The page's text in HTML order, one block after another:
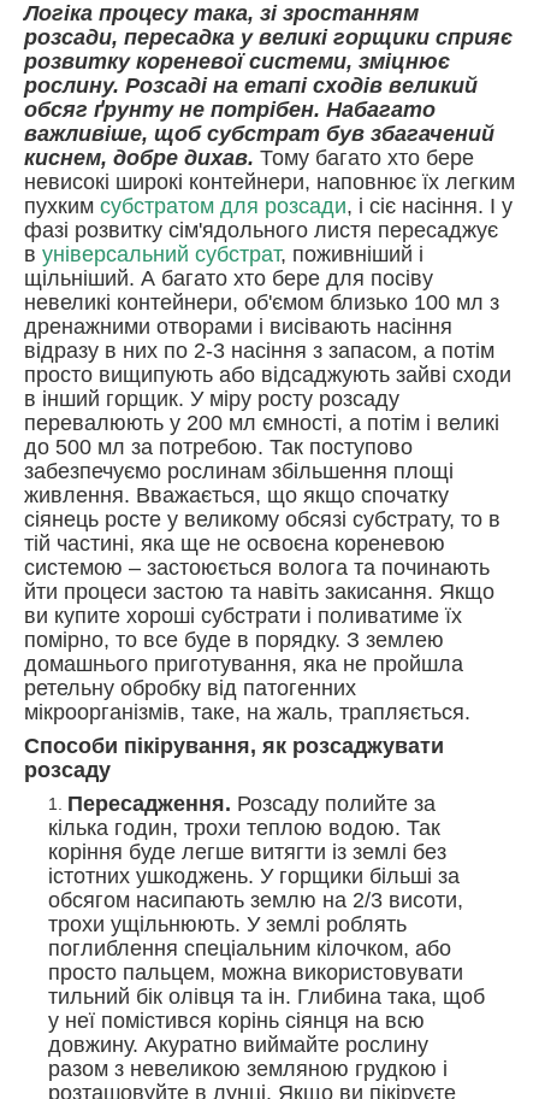
Логіка процесу така, зі зростанням
розсади, пересадка у великі горщики сприяє
розвитку кореневої системи, зміцнює
рослину. Розсаді на етапі сходів великий
обсяг ґрунту не потрібен. Набагато
важливіше, щоб субстрат був збагачений
киснем, добре дихав. Тому багато хто бере
невисокі широкі контейнери, наповнює їх легким
пухким субстратом для розсади, і сіє насіння. І у
фазі розвитку сім'ядольного листя пересаджує
в універсальний субстрат, поживніший і
щільніший. А багато хто бере для посіву
невеликі контейнери, об'ємом близько 100 мл з
дренажними отворами і висівають насіння
відразу в них по 2-3 насіння з запасом, а потім
просто вищипують або відсаджують зайві сходи
в інший горщик. У міру росту розсаду
перевалюють у 200 мл ємності, а потім і великі
до 500 мл за потребою. Так поступово
забезпечуємо рослинам збільшення площі
живлення. Вважається, що якщо спочатку
сіянець росте у великому обсязі субстрату, то в
тій частині, яка ще не освоєна кореневою
системою – застоюється волога та починають
йти процеси застою та навіть закисання. Якщо
ви купите хороші субстрати і поливатиме їх
помірно, то все буде в порядку. З землею
домашнього приготування, яка не пройшла
ретельну обробку від патогенних
мікроорганізмів, таке, на жаль, трапляється.
Способи пікірування, як розсаджувати
розсаду
Пересадження. Розсаду полийте за
кілька годин, трохи теплою водою. Так
коріння буде легше витягти із землі без
істотних ушкоджень. У горщики більші за
обсягом насипають землю на 2/3 висоти,
трохи ущільнюють. У землі роблять
поглиблення спеціальним кілочком, або
просто пальцем, можна використовувати
тильний бік олівця та ін. Глибина така, щоб
у неї помістився корінь сіянця на всю
довжину. Акуратно виймайте рослину
разом з невеликою земляною грудкою і
розташовуйте в лунці. Якщо ви пікіруєте